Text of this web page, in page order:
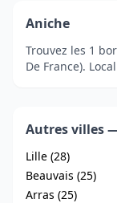
Aniche
Trouvez les 1
De France).
Autres villes
Lille (28)
Beauvais (25)
Arras (25)